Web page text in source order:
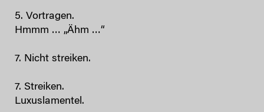
5. Vortragen.
Hmmm … „Ähm …“
7. Nicht streiken.
7. Streiken.
Luxuslamentel.